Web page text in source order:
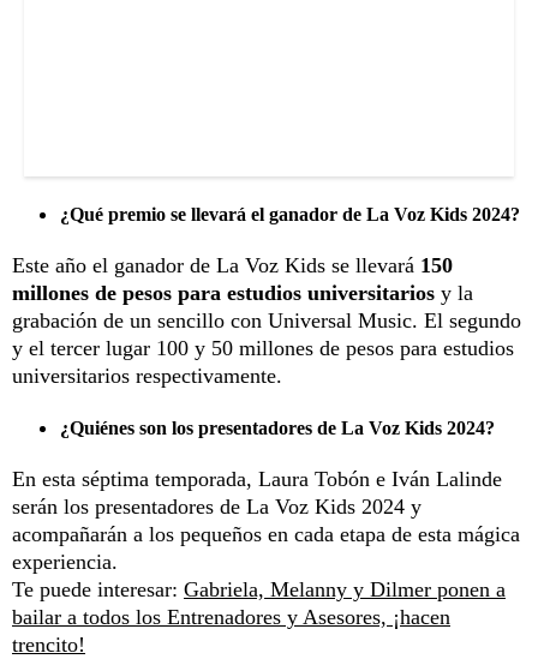
¿Qué premio se llevará el ganador de La Voz Kids 2024?
Este año el ganador de La Voz Kids se llevará 150
millones de pesos para estudios universitarios y la
grabación de un sencillo con Universal Music. El segundo
y el tercer lugar 100 y 50 millones de pesos para estudios
universitarios respectivamente.
¿Quiénes son los presentadores de La Voz Kids 2024?
En esta séptima temporada, Laura Tobón e Iván Lalinde
serán los presentadores de La Voz Kids 2024 y
acompañarán a los pequeños en cada etapa de esta mágica
experiencia.
Te puede interesar: Gabriela, Melanny y Dilmer ponen a
bailar a todos los Entrenadores y Asesores, ¡hacen
trencito!